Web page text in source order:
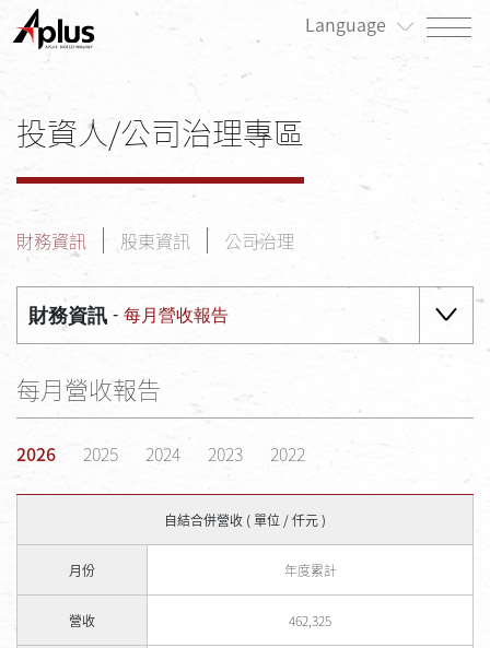
Language
最新消息
患者專區
永續發展/利害關係人專區
聯絡我們
投資人/公司治理專區
財務資訊 股東資訊 公司治理
財務資訊 每月營收報告
每月營收報告
2026 2025 2024 2023 2022
自結合併營收 ( 單位 / 仟元 )
月份 年度累計
營收 462,325